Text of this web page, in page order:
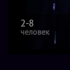
2-8
человек